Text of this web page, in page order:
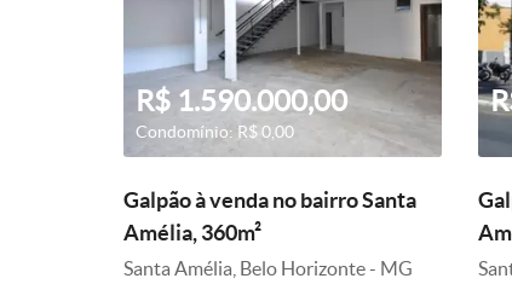
R$ 1.590.000,00
Condomínio: R$ 0,00
Galpão à venda no bairro Santa
Amélia, 360m²
Santa Amélia, Belo Horizonte - MG